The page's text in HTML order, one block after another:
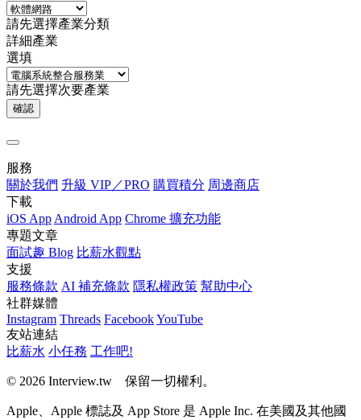
請先選擇產業分類
詳細產業
選填
請先選擇次要產業
確認
服務
關於我們 升級 VIP／PRO 購買積分 周邊商店
下載
iOS App Android App Chrome 擴充功能
專題文章
面試趣 Blog 比薪水觀點
支援
服務條款 AI 補充條款 隱私權政策 幫助中心
社群媒體
Instagram Threads FacebookYouTube
友站連結
比薪水 小任務 工作吧!
© 2026 Interview.tw 保留一切權利。
Apple、Apple 標誌及 App Store 是 Apple Inc. 在美國及其他國